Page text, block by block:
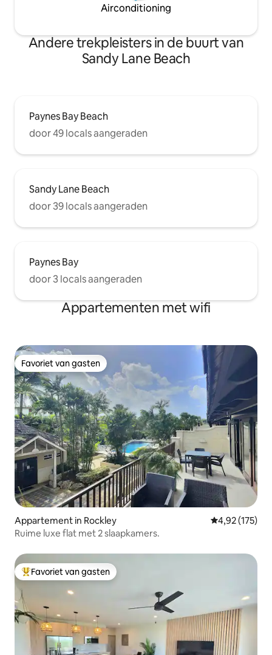
Airconditioning
Andere trekpleisters in de buurt van
Sandy Lane Beach
Paynes Bay Beach
door 49 locals aangeraden
Sandy Lane Beach
door 39 locals aangeraden
Paynes Bay
door 3 locals aangeraden
Appartementen met wifi
Favoriet van gasten
Favoriet van gasten
Appartement in Rockley Gemiddelde
4,92 (175)
Ruime luxe flat met 2 slaapkamers.
Topfavoriet van gasten
Favoriet van gasten